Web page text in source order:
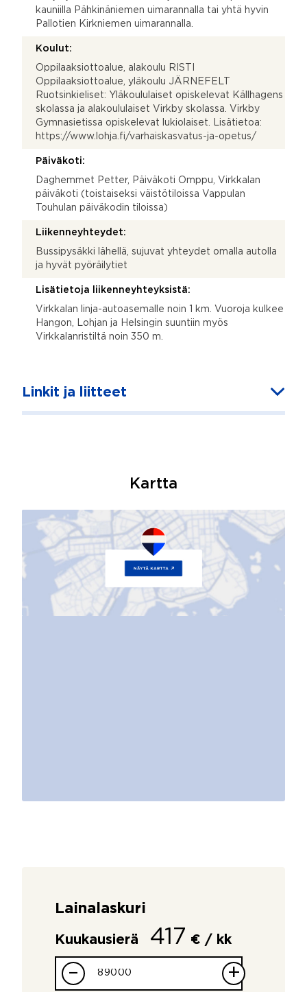
kauniilla Pähkinäniemen uimarannalla tai yhtä hyvin
Pallotien Kirkniemen uimarannalla.
Koulut:
Oppilaaksiottoalue, alakoulu RISTI
Oppilaaksiottoalue, yläkoulu JÄRNEFELT
Ruotsinkieliset: Yläkoululaiset opiskelevat Källhagens
skolassa ja alakoululaiset Virkby skolassa. Virkby
Gymnasietissa opiskelevat lukiolaiset. Lisätietoa:
https://www.lohja.fi/varhaiskasvatus-ja-opetus/
Päiväkoti:
Daghemmet Petter, Päiväkoti Omppu, Virkkalan
päiväkoti (toistaiseksi väistötiloissa Vappulan
Touhulan päiväkodin tiloissa)
Liikenneyhteydet:
Bussipysäkki lähellä, sujuvat yhteydet omalla autolla
ja hyvät pyöräilytiet
Lisätietoja liikenneyhteyksistä:
Virkkalan linja-autoasemalle noin 1 km. Vuoroja kulkee
Hangon, Lohjan ja Helsingin suuntiin myös
Virkkalanristiltä noin 350 m.
Linkit ja liitteet
Kartta
Lainalaskuri
Kuukausierä 417 € / kk
– +